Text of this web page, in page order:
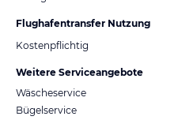
Flughafentransfer Nutzung
Kostenpflichtig
Weitere Serviceangebote
Wäscheservice
Bügelservice